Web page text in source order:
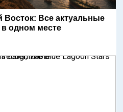
Восток: Все актуальные
в одном месте